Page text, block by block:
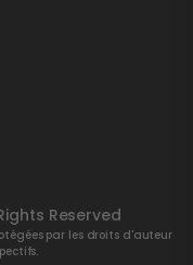
Reserved
par les droits d'auteur